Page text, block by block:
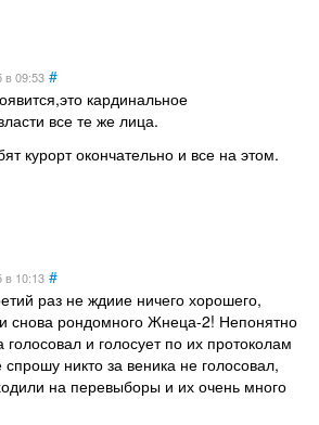
в 09:53 #
кардинальное
все те же лица.
курорт окончательно и все на этом.
в 10:13 #
раз не ждиие ничего хорошего,
снова рондомного Жнеца-2! Непонятно
голосовал и голосует по их протоколам
никто за веника не голосовал,
на перевыборы и их очень много